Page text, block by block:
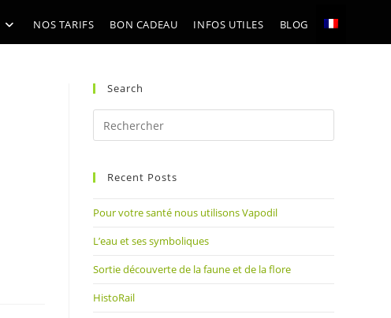
NOS TARIFS BON CADEAU INFOS UTILES BLOG
Search
Escape
Recent Posts
Pour votre santé nous utilisons Vapodil
L’eau et ses symboliques
Sortie découverte de la faune et de la flore
HistoRail